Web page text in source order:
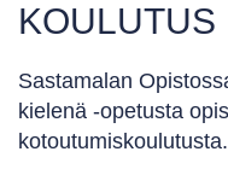
KOULUTUS
Sastamalan
kielenä -opetusta
kotoutumiskoulutusta.